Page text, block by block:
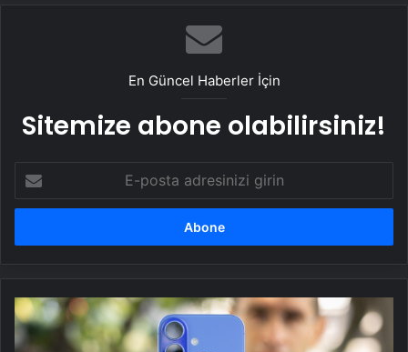
En Güncel Haberler İçin
Sitemize abone olabilirsiniz!
posta
adresinizi
Apple,
iOS
18.3.1